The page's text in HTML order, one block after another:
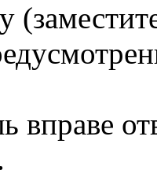
вправе